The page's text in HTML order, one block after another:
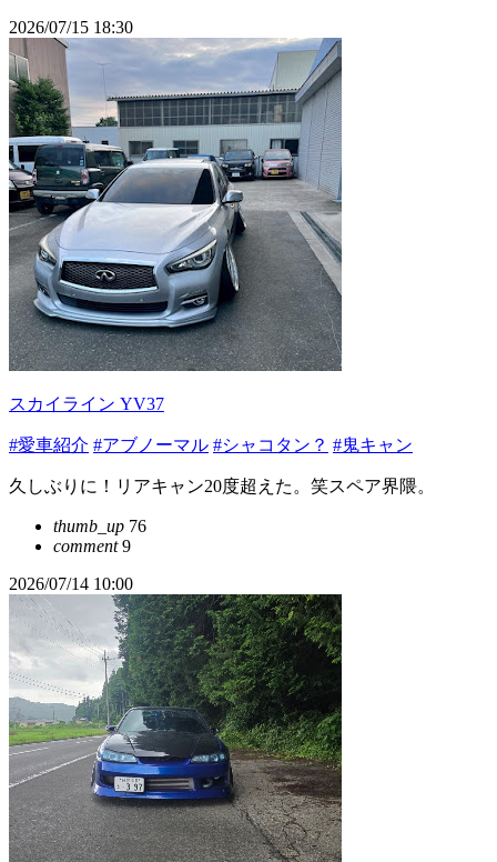
2026/07/15 18:30
スカイライン YV37
#愛車紹介 #アブノーマル #シャコタン？ #鬼キャン
久しぶりに！リアキャン20度超えた。笑スペア界隈。
thumb_up 76
comment9
2026/07/14 10:00